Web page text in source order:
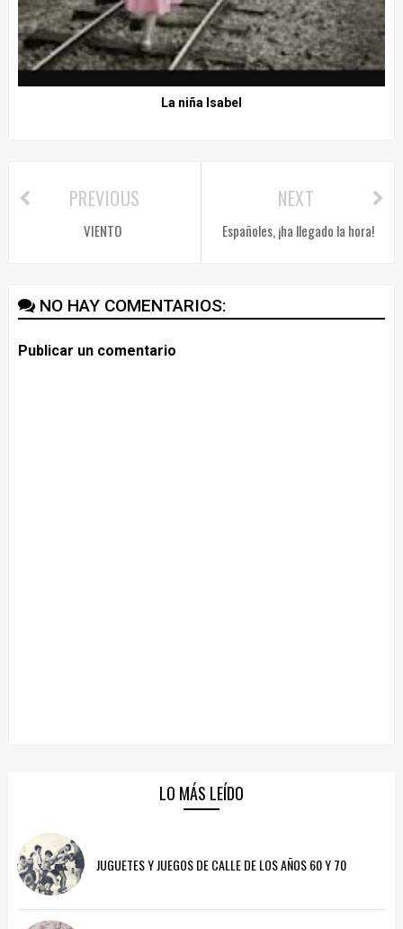
La niña Isabel
NEXT
Españoles, ¡ha llegado la hora!
PREVIOUS
VIENTO
NO HAY COMENTARIOS:
Publicar un comentario
LO MÁS LEÍDO
JUGUETES Y JUEGOS DE CALLE DE LOS AÑOS 60 Y 70